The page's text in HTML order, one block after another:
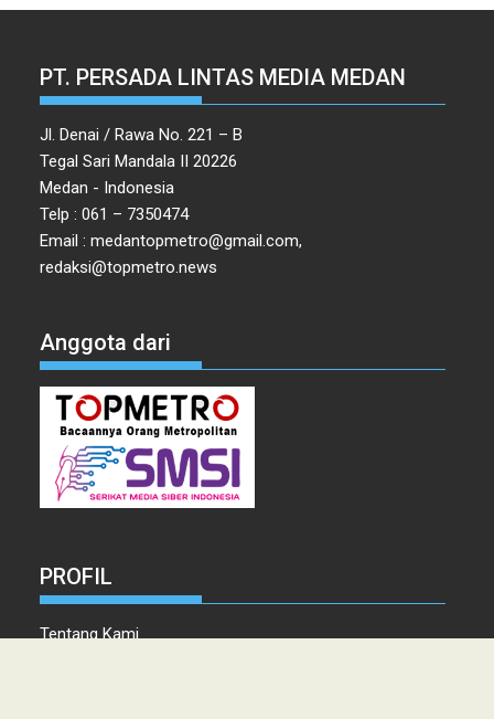
PT. PERSADA LINTAS MEDIA MEDAN
Jl. Denai / Rawa No. 221 – B
Tegal Sari Mandala II 20226
Medan - Indonesia
Telp : 061 – 7350474
Email : medantopmetro@gmail.com,
redaksi@topmetro.news
Anggota dari
PROFIL
Tentang Kami